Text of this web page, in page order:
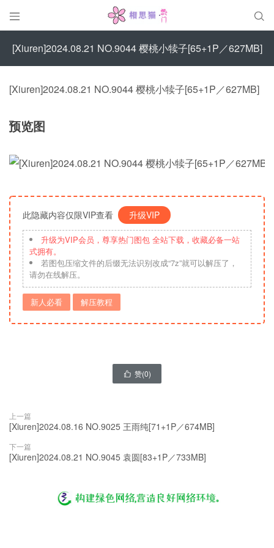
 
[Xiuren]2024.08.21 NO.9044 樱桃小犊子[65+1P／627MB]
[Xiuren]2024.08.21 NO.9044 樱桃小犊子[65+1P／627MB]
预览图
此隐藏内容仅限VIP查看 升级VIP
升级为VIP会员，尊享热门图包 全站下载，收藏必备一站
式拥有。
若图包压缩文件的后缀无法识别改成“7z”就可以解压了，
请勿在线解压。
新人必看 解压教程
 赞(0)
上一篇
[Xiuren]2024.08.16 NO.9025 王雨纯[71+1P／674MB]
下一篇
[Xiuren]2024.08.21 NO.9045 袁圆[83+1P／733MB]